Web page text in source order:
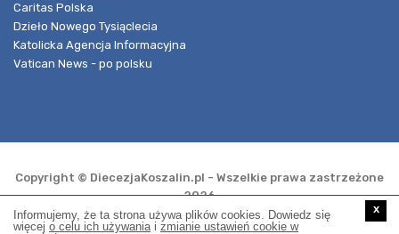
Caritas Polska
Dzieło Nowego Tysiąclecia
Katolicka Agencja Informacyjna
Vatican News - po polsku
Copyright © DiecezjaKoszalin.pl - Wszelkie prawa zastrzeżone
2026
Informujemy, że ta strona używa plików cookies. Dowiedz się
więcej o celu ich używaniai zmianie ustawień cookie w
x